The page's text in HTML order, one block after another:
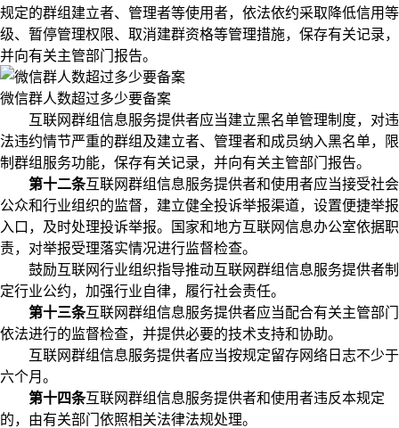
规定的群组建立者、管理者等使用者，依法依约采取降低信用等
级、暂停管理权限、取消建群资格等管理措施，保存有关记录，
并向有关主管部门报告。
微信群人数超过多少要备案
互联网群组信息服务提供者应当建立黑名单管理制度，对违
法违约情节严重的群组及建立者、管理者和成员纳入黑名单，限
制群组服务功能，保存有关记录，并向有关主管部门报告。
第十二条互联网群组信息服务提供者和使用者应当接受社会
公众和行业组织的监督，建立健全投诉举报渠道，设置便捷举报
入口，及时处理投诉举报。国家和地方互联网信息办公室依据职
责，对举报受理落实情况进行监督检查。
鼓励互联网行业组织指导推动互联网群组信息服务提供者制
定行业公约，加强行业自律，履行社会责任。
第十三条互联网群组信息服务提供者应当配合有关主管部门
依法进行的监督检查，并提供必要的技术支持和协助。
互联网群组信息服务提供者应当按规定留存网络日志不少于
六个月。
第十四条互联网群组信息服务提供者和使用者违反本规定
的，由有关部门依照相关法律法规处理。